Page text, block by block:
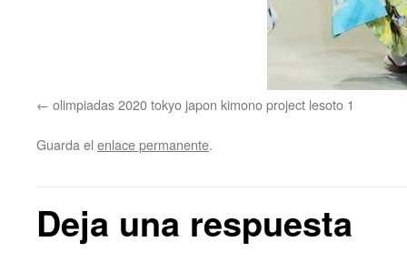
olimpiadas 2020 tokyo japon kimono project lesoto 1
Guarda el enlace permanente.
Deja una respuesta